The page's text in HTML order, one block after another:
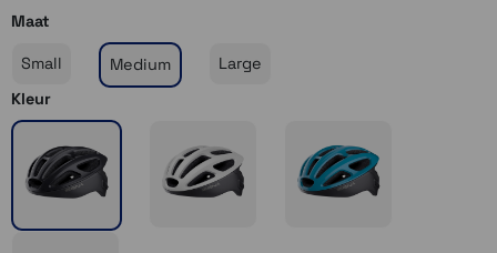
Maat
Small Medium
Large
Kleur